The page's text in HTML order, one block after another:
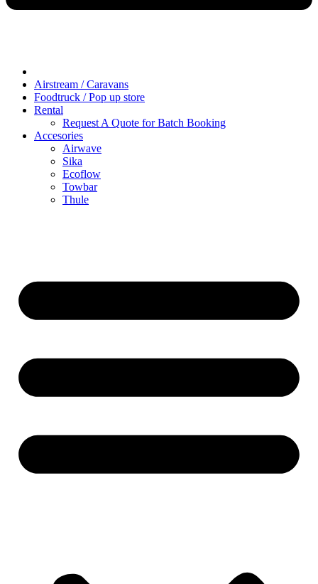
Airstream / Caravans
Foodtruck / Pop up store
Rental
Request A Quote for Batch Booking
Accesories
Airwave
Sika
Ecoflow
Towbar
Thule